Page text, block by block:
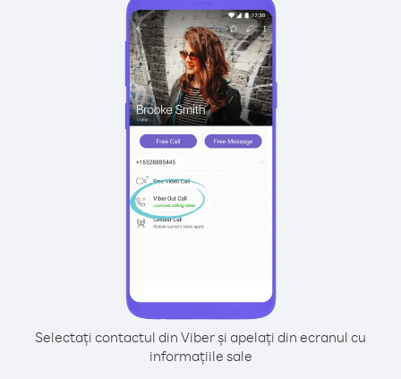
Selectați contactul din Viber și apelați din ecranul cu
informațiile sale